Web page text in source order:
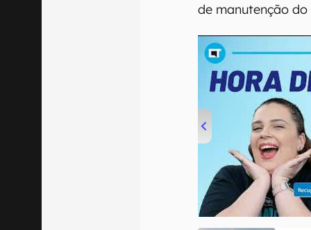
de manutenção do
00:00/04:52